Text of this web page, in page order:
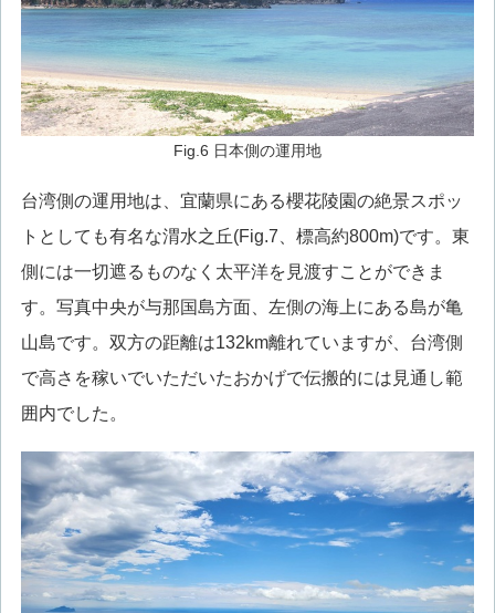
Fig.6 日本側の運用地
台湾側の運用地は、宜蘭県にある櫻花陵園の絶景スポッ
トとしても有名な渭水之丘(Fig.7、標高約800m)です。東
側には一切遮るものなく太平洋を見渡すことができま
す。写真中央が与那国島方面、左側の海上にある島が亀
山島です。双方の距離は132km離れていますが、台湾側
で高さを稼いでいただいたおかげで伝搬的には見通し範
囲内でした。